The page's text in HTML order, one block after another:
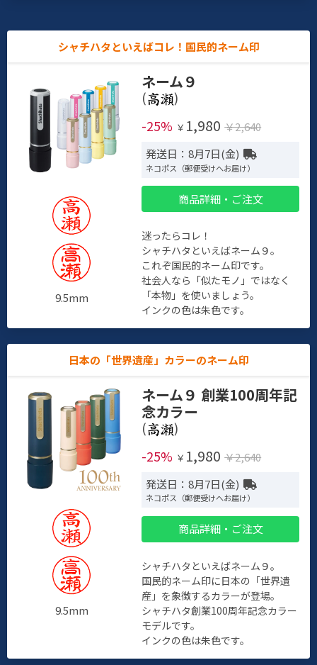
シャチハタといえばコレ！国民的ネーム印
9.5mm
ネーム９
(
)
-25% ￥ 1,980 ￥2,640
発送日：8月7日(金)
ネコポス（郵便受けへお届け）
商品詳細・ご注文
迷ったらコレ！
シャチハタといえばネーム９。
これぞ国民的ネーム印です。
社会人なら「似たモノ」ではなく
「本物」を使いましょう。
インクの色は朱色です。
日本の「世界遺産」カラーのネーム印
9.5mm
ネーム９ 創業100周年記
念カラー
(
)
-25% ￥ 1,980 ￥2,640
発送日：8月7日(金)
ネコポス（郵便受けへお届け）
商品詳細・ご注文
シャチハタといえばネーム９。
国民的ネーム印に日本の「世界遺
産」を象徴するカラーが登場。
シャチハタ創業100周年記念カラー
モデルです。
インクの色は朱色です。